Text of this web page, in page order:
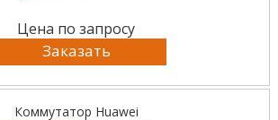
Цена по запросу
Заказать
Коммутатор Huawei